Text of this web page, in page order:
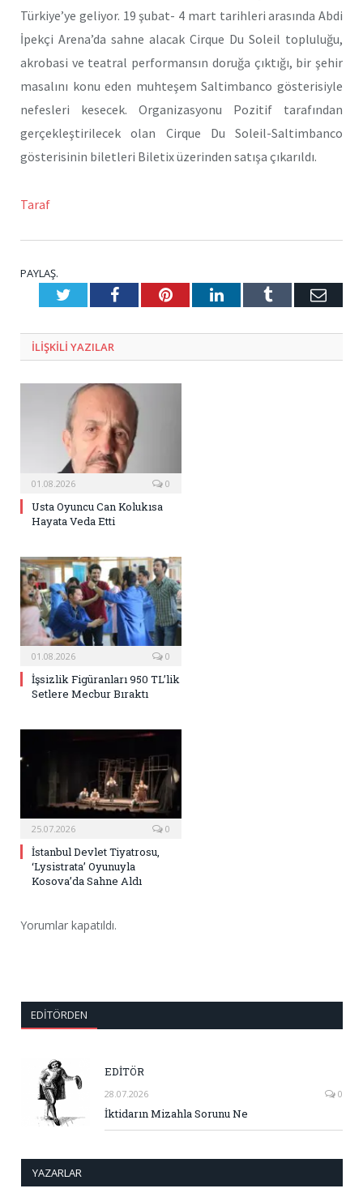
Türkiye’ye geliyor. 19 şubat- 4 mart tarihleri arasında Abdi
İpekçi Arena’da sahne alacak Cirque Du Soleil topluluğu,
akrobasi ve teatral performansın doruğa çıktığı, bir şehir
masalını konu eden muhteşem Saltimbanco gösterisiyle
nefesleri kesecek. Organizasyonu Pozitif tarafından
gerçekleştirilecek olan Cirque Du Soleil-Saltimbanco
gösterisinin biletleri Biletix üzerinden satışa çıkarıldı.
Taraf
PAYLAŞ.
TwitterFacebookPinterestLinkedInTumblr E-
ILIŞKILI YAZILAR
01.08.2026 0
Usta Oyuncu Can Kolukısa
Hayata Veda Etti
01.08.2026 0
İşsizlik Figüranları 950 TL’lik
Setlere Mecbur Bıraktı
25.07.2026 0
İstanbul Devlet Tiyatrosu,
‘Lysistrata’ Oyunuyla
Kosova’da Sahne Aldı
Yorumlar kapatıldı.
EDITÖRDEN
EDİTÖR
28.07.2026 0
İktidarın Mizahla Sorunu Ne
YAZARLAR